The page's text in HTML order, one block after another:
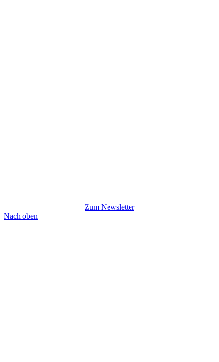
Zum Newsletter
Nach oben